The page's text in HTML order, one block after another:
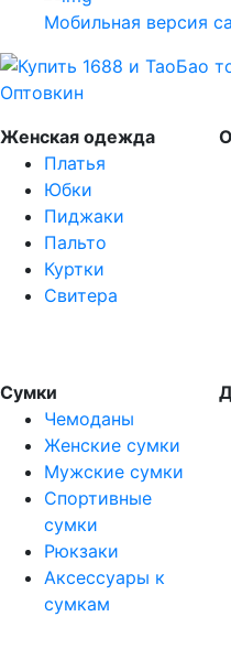
Мобильная версия
Женская одежда
Платья
Юбки
Пиджаки
Пальто
Куртки
Свитера
Сумки
Чемоданы
Женские сумки
Мужские сумки
Спортивные
сумки
Рюкзаки
Аксессуары к
сумкам